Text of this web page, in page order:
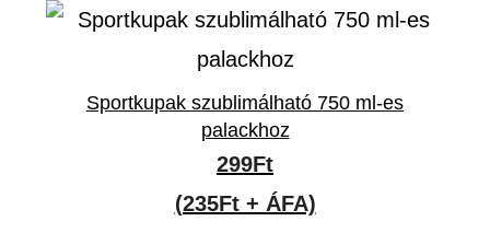
120Ft.89Ft.
Sportkupak szublimálható 750 ml-es
palackhoz
299Ft
(235Ft + ÁFA)